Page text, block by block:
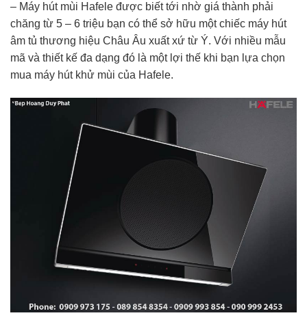
– Máy hút mùi Hafele được biết tới nhờ giá thành phải
chăng từ 5 – 6 triệu bạn có thể sở hữu một chiếc máy hút
âm tủ thương hiệu Châu Âu xuất xứ từ Ý. Với nhiều mẫu
mã và thiết kế đa dạng đó là một lợi thế khi bạn lựa chọn
mua máy hút khử mùi của Hafele.